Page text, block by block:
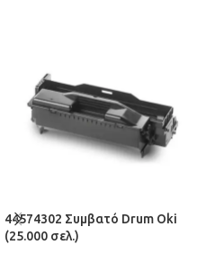
44574302 Συμβατό Drum Oki
(25.000 σελ.)